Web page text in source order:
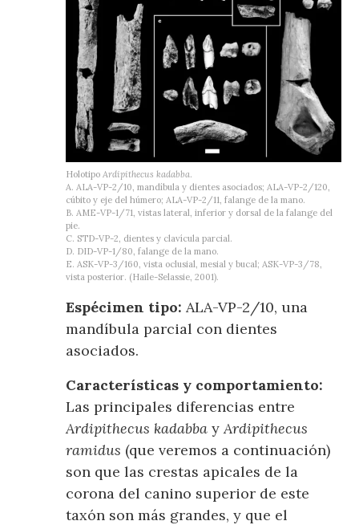
Holotipo Ardipithecus kadabba.
A. ALA-VP-2/10, mandíbula y dientes asociados; ALA-VP-2/120,
cúbito y eje del húmero; ALA-VP-2/11, falange de la mano.
B. AME-VP-1/71, vistas lateral, inferior y dorsal de la falange del
pie.
C. STD-VP-2, dientes y clavícula parcial.
D. DID-VP-1/80, falange de la mano.
E. ASK-VP-3/160, vista oclusial, mesial y bucal; ASK-VP-3/78,
vista posterior. (Haile-Selassie, 2001).
Espécimen tipo: ALA-VP-2/10, una
mandíbula parcial con dientes
asociados.
Características y comportamiento:
Las principales diferencias entre
Ardipithecus kadabba yArdipithecus
ramidus (que veremos a continuación)
son que las crestas apicales de la
corona del canino superior de este
taxón son más grandes, y que el